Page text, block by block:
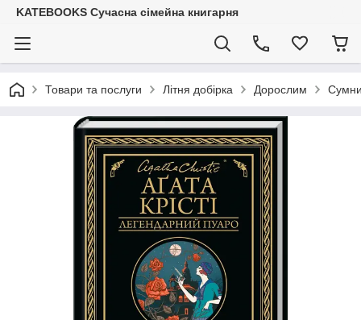
KATEBOOKS Сучасна сімейна книгарня
Товари та послуги Літня добірка Дорослим